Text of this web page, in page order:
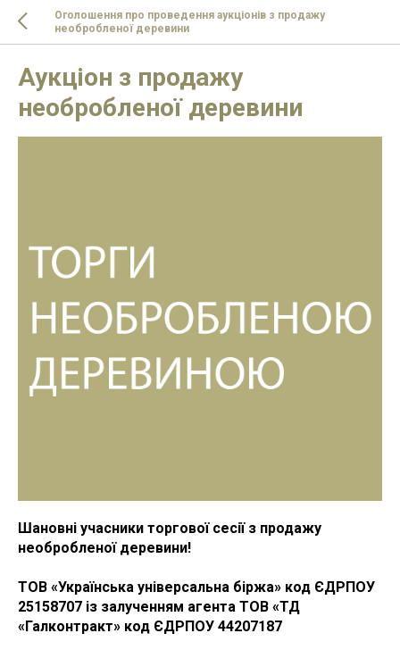
Оголошення про проведення аукціонів з продажу
необробленої деревини
Аукціон з продажу
необробленої деревини
Шановні учасники торгової сесії з продажу
необробленої деревини!
ТОВ «Українська універсальна біржа» код ЄДРПОУ
25158707 із залученням агента ТОВ «ТД
«Галконтракт» код ЄДРПОУ 44207187